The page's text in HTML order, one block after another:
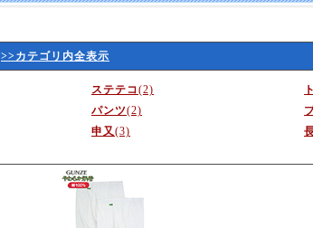
>>カテゴリ内全表示
ステテコ(2)
パンツ(2)
申又 (3)